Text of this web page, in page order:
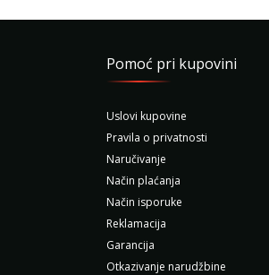
Pomoć pri kupovini
Uslovi kupovine
Pravila o privatnosti
Naručivanje
Način plaćanja
Način isporuke
Reklamacija
Garancija
Otkazivanje narudžbine